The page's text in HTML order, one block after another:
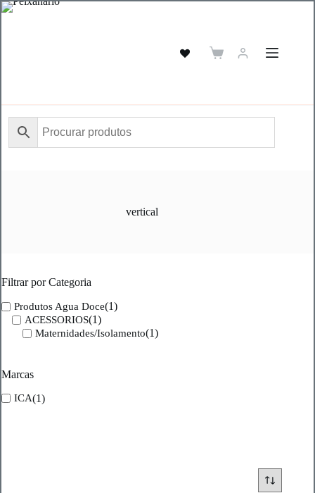
Pular
Carrinho
vertical
Filtrar por Categoria
Produtos Agua Doce(1)
ACESSORIOS(1)
Maternidades/Isolamento(1)
Marcas
ICA(1)